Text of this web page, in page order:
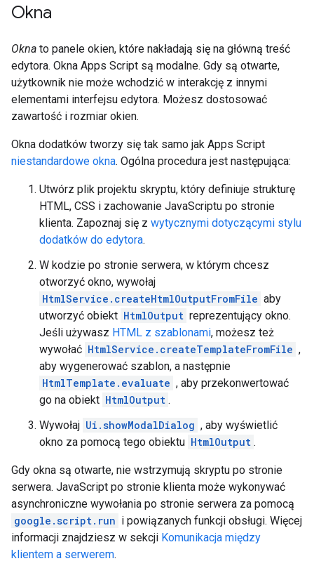
Okna
Okna to panele okien, które nakładają się na główną treść
edytora. Okna Apps Script są modalne. Gdy są otwarte,
użytkownik nie może wchodzić w interakcję z innymi
elementami interfejsu edytora. Możesz dostosować
zawartość i rozmiar okien.
Okna dodatków tworzy się tak samo jak Apps Script
niestandardowe okna. Ogólna procedura jest następująca:
Utwórz plik projektu skryptu, który definiuje strukturę
HTML, CSS i zachowanie JavaScriptu po stronie
klienta. Zapoznaj się z wytycznymi dotyczącymi stylu
dodatków do edytora.
W kodzie po stronie serwera, w którym chcesz
otworzyć okno, wywołaj
HtmlService.createHtmlOutputFromFile aby
utworzyć obiekt HtmlOutput reprezentujący okno.
Jeśli używasz HTML z szablonami, możesz też
wywołać HtmlService.createTemplateFromFile ,
aby wygenerować szablon, a następnie
HtmlTemplate.evaluate , aby przekonwertować
go na obiekt HtmlOutput .
Wywołaj Ui.showModalDialog , aby wyświetlić
okno za pomocą tego obiektu HtmlOutput .
Gdy okna są otwarte, nie wstrzymują skryptu po stronie
serwera. JavaScript po stronie klienta może wykonywać
asynchroniczne wywołania po stronie serwera za pomocą
google.script.run i powiązanych funkcji obsługi. Więcej
informacji znajdziesz w sekcji Komunikacja między
klientem a serwerem.